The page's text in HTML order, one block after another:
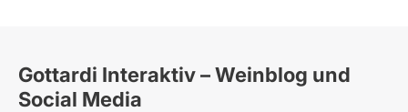
Gottardi Interaktiv – Weinblog und
Social Media